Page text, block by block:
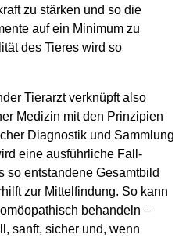
zu stärken und so die
auf ein Minimum zu
des Tieres wird so
Tierarzt verknüpft also
Medizin mit den Prinzipien
Diag­nostik und Sammlung
eine ausführliche Fall­
so entstandene Gesamtbild
zur Mittelfindung. So kann
behandeln –
sanft, sicher und, wenn